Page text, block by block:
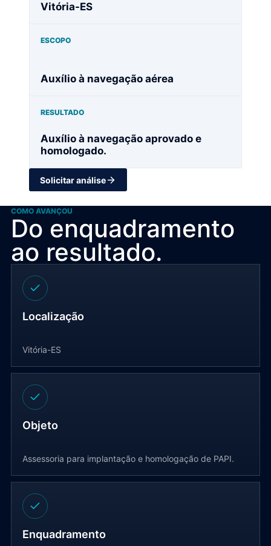
Vitória-ES
ESCOPO
Auxílio à navegação aérea
RESULTADO
Auxílio à navegação aprovado e
homologado.
Solicitar análise
COMO AVANÇOU
Do enquadramento
ao resultado.
Localização
Vitória-ES
Objeto
Assessoria para implantação e homologação de PAPI.
Enquadramento